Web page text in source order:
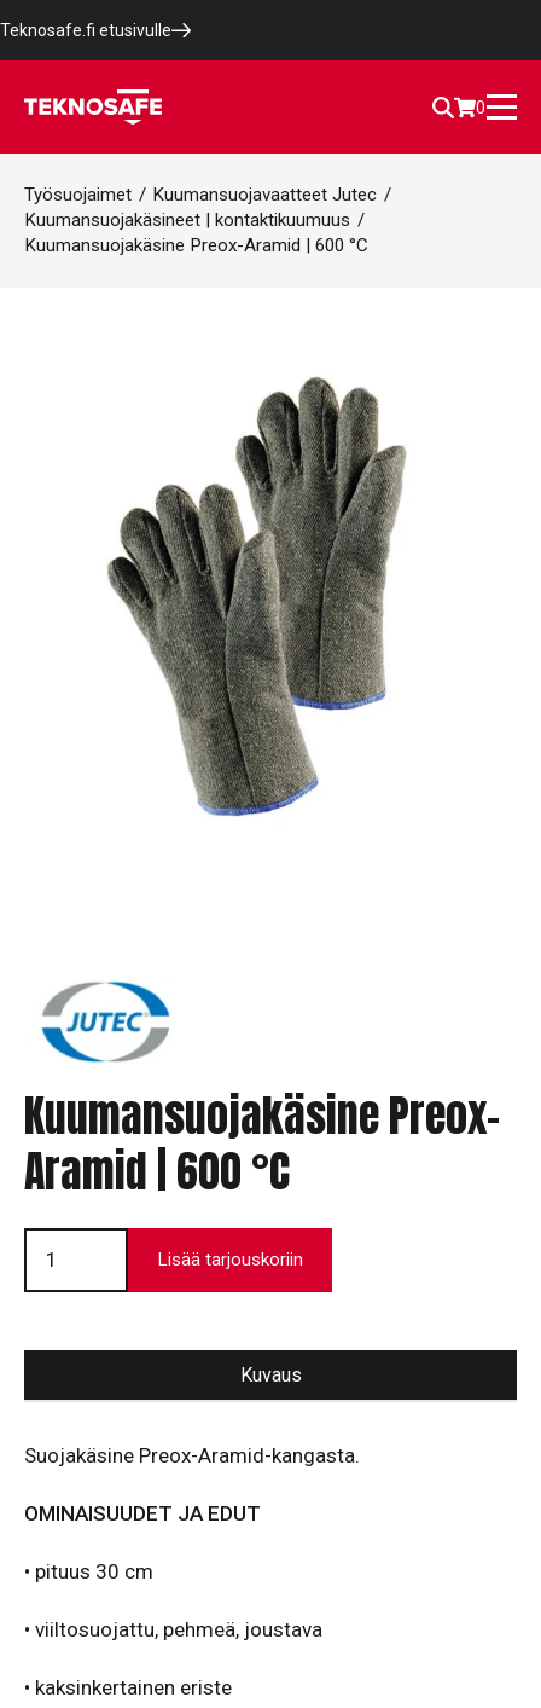
Teknosafe.fi etusivulle
0
Työsuojaimet / Kuumansuojavaatteet Jutec /
Kuumansuojakäsineet | kontaktikuumuus /
Kuumansuojakäsine Preox-Aramid | 600 °C
Kuumansuojakäsine Preox-
Aramid | 600 °C
Kuumansuojakäsine
Preox-
Aramid
|
Lisää tarjouskoriin
Kuvaus
Suojakäsine Preox-Aramid-kangasta.
OMINAISUUDET JA EDUT
• pituus 30 cm
• viiltosuojattu, pehmeä, joustava
• kaksinkertainen eriste